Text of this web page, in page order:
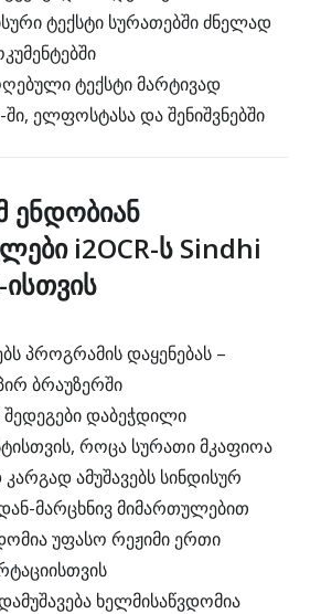
ტექსტი სურათებში ძნელად
ტექსტი მარტივად
ელფოსტასა და შენიშვნებში
ენდობიან
i2OCR-ს Sindhi
ისთვის
პროგრამის დაყენებას –
ბრაუზერში
დაბეჭდილი
როცა სურათი მკაფიოა
კარგად ამუშავებს სინდისურ
მარცხნივ მიმართულებით
უფასო რეჟიმი ერთი
ხელმისაწვდომია